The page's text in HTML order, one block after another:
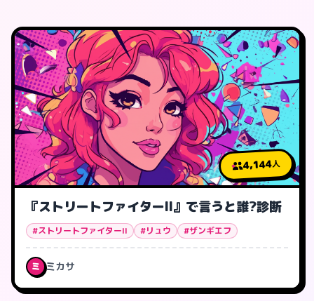
4,144人
『ストリートファイターII』で言うと誰?診断
#ストリートファイターII #リュウ #ザンギエフ
ミ ミカサ